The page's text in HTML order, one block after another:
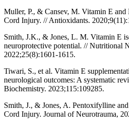
Muller, P., & Cansev, M. Vitamin E and
Cord Injury. // Antioxidants.
Smith, J.K., & Jones, L. M. Vitamin E
neuroprotective potential. // Nutritional
2022;25(8):1601-1615.
Tiwari, S., et al. Vitamin E
neurological outcomes: A systematic
Biochemistry. 2023;115:109285.
Smith, J., & Jones, A. Pentoxifylline
Cord Injury. Journal of Neurotrauma,